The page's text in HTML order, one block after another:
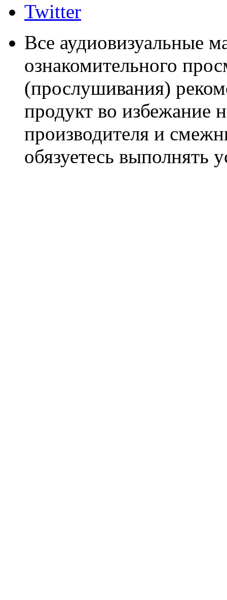
Twitter
Все аудиовизуальные
ознакомительного
(прослушивания)
продукт во избежание
производителя и
обязуетесь выполнять